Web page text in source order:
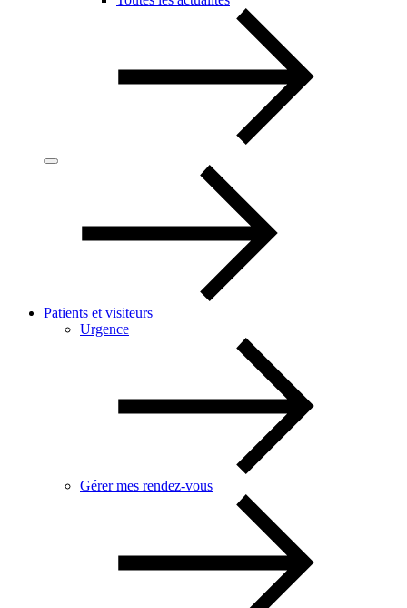
Patients et visiteurs
Urgence
Gérer mes rendez-vous